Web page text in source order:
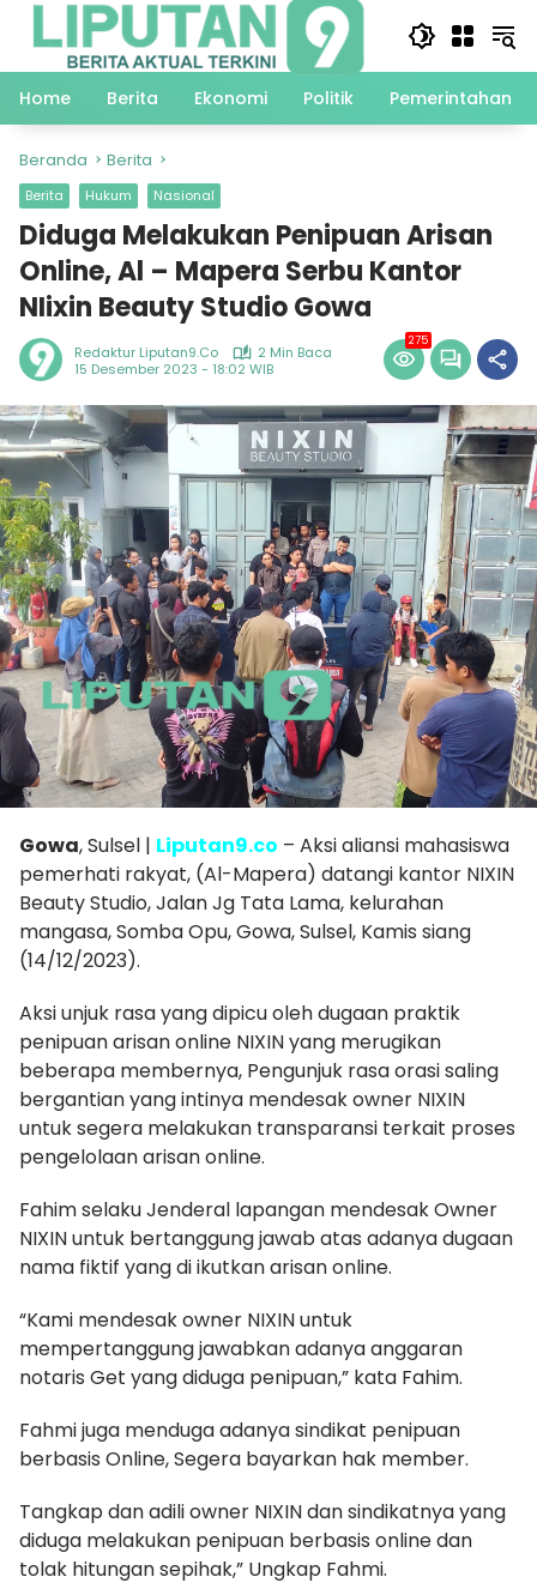
Langsung
Home
Berita Ekonomi Politik Pemerintahan
Beranda Berita
Berita Hukum Nasional
Diduga Melakukan Penipuan Arisan
Online, Al – Mapera Serbu Kantor
NIixin Beauty Studio Gowa
Redaktur Liputan9.co
2 Min Baca
15 Desember 2023 - 18:02 WIB
275
Gowa, Sulsel | Liputan9.co – Aksi aliansi mahasiswa
pemerhati rakyat, (Al-Mapera) datangi kantor NIXIN
Beauty Studio, Jalan Jg Tata Lama, kelurahan
mangasa, Somba Opu, Gowa, Sulsel, Kamis siang
(14/12/2023).
Aksi unjuk rasa yang dipicu oleh dugaan praktik
penipuan arisan online NIXIN yang merugikan
beberapa membernya, Pengunjuk rasa orasi saling
bergantian yang intinya mendesak owner NIXIN
untuk segera melakukan transparansi terkait proses
pengelolaan arisan online.
Fahim selaku Jenderal lapangan mendesak Owner
NIXIN untuk bertanggung jawab atas adanya dugaan
nama fiktif yang di ikutkan arisan online.
“Kami mendesak owner NIXIN untuk
mempertanggung jawabkan adanya anggaran
notaris Get yang diduga penipuan,” kata Fahim.
Fahmi juga menduga adanya sindikat penipuan
berbasis Online, Segera bayarkan hak member.
Tangkap dan adili owner NIXIN dan sindikatnya yang
diduga melakukan penipuan berbasis online dan
tolak hitungan sepihak,” Ungkap Fahmi.